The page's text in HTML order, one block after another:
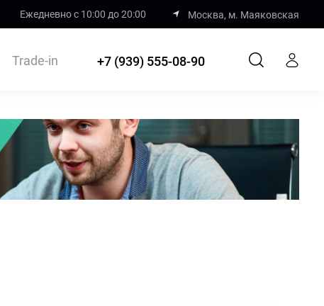
Ежедневно с 10:00 до 20:00 Москва, м. Маяковская
Trade-in +7 (939) 555-08-90